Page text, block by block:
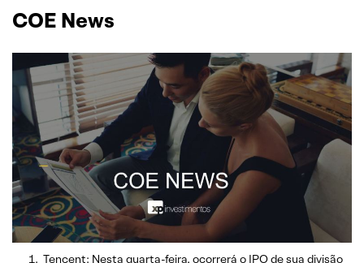
COE News
Tencent: Nesta quarta-feira, ocorrerá o IPO de sua divisão